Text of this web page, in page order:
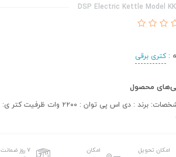
DSP Electric Kettle Model
:کتری برقی
محصول
امکان تحویل
امکان
۷ روز ضمانت